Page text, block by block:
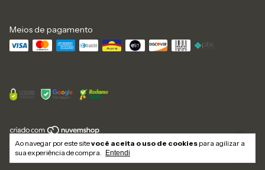
Ao navegar por este sitevocê aceita o uso de cookies para agilizar a
sua experiência de compra.
Entendi
Meios de pagamento
Copyright Ecomart - 2026. Todos os direitos reservados.